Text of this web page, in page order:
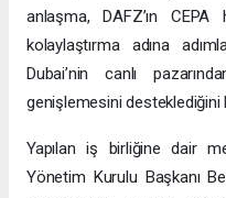
anlaşma, DAFZ’ın
kolaylaştırma adına
Dubai’nin canlı
genişlemesini desteklediğini
Yapılan iş birliğine dair
Yönetim Kurulu Başkanı